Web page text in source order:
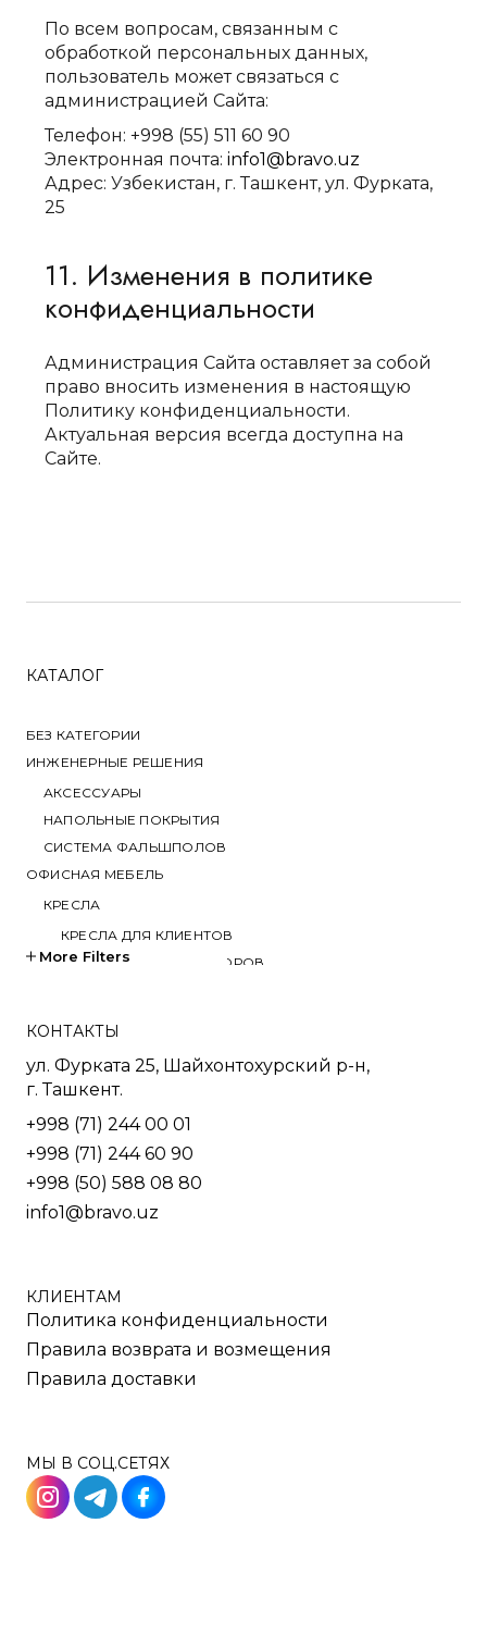
По всем вопросам, связанным с
обработкой персональных данных,
пользователь может связаться с
администрацией Сайта:
Телефон: +998 (55) 511 60 90
Электронная почта:info1@bravo.uz
Адрес: Узбекистан, г. Ташкент, ул. Фурката,
25
11. Изменения в политике
конфиденциальности
Администрация Сайта оставляет за собой
право вносить изменения в настоящую
Политику конфиденциальности.
Актуальная версия всегда доступна на
Сайте.
КАТАЛОГ
БЕЗ КАТЕГОРИИ
ИНЖЕНЕРНЫЕ РЕШЕНИЯ
АКСЕССУАРЫ
НАПОЛЬНЫЕ ПОКРЫТИЯ
СИСТЕМА ФАЛЬШПОЛОВ
ОФИСНАЯ МЕБЕЛЬ
КРЕСЛА
КРЕСЛА ДЛЯ КЛИЕНТОВ
КРЕСЛА ДЛЯ ПЕРЕГОВОРОВ
МЯГКАЯ МЕБЕЛЬ
СТОЛЫ
СТОЛ ДЛЯ РУКОВОДИТЕЛЯ
СТОЛЫ OPEN-SPACE
СТОЛЫ ДЛЯ МЕНЕДЖЕРОВ
СТОЛЫ ДЛЯ ПЕРЕГОВОРОВ
ШКАФЫ И ТУМБЫ
РЕШЕНИЯ ДЛЯ БИЗНЕСА
ДЛЯ ОТЕЛЕЙ
ДЛЯ УЧЕБНЫХ УЧРЕЖДЕНИЙ
More Filters
КОНТАКТЫ
ул. Фурката 25, Шайхонтохурский р-н,
г. Ташкент.
+998 (71) 244 00 01
+998 (71) 244 60 90
+998 (50) 588 08 80
info1@bravo.uz
КЛИЕНТАМ
Политика конфиденциальности
Правила возврата и возмещения
Правила доставки
МЫ В СОЦ.СЕТЯХ